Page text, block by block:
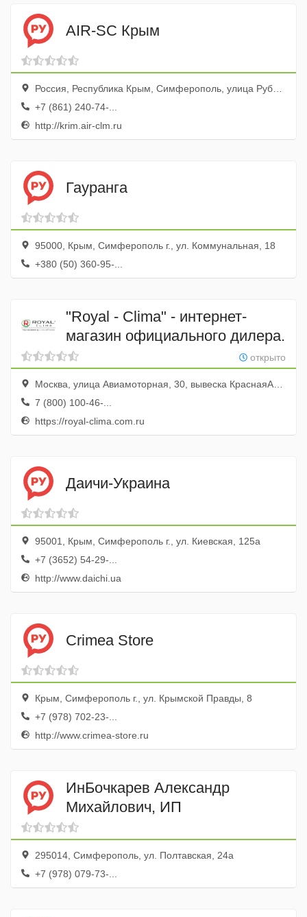
AIR-SC Крым
Россия, Республика Крым, Симферополь, улица Рубцова, 44
+7 (861) 240-74-...
http://krim.air-clm.ru
Гауранга
95000, Крым, Симферополь г., ул. Коммунальная, 18
+380 (50) 360-95-...
"Royal - Clima" - интернет-
магазин официального дилера.
открыто
Москва, улица Авиамоторная, 30, вывеска КраснаяАрмия
7 (800) 100-46-...
https://royal-clima.com.ru
Даичи-Украина
95001, Крым, Симферополь г., ул. Киевская, 125а
+7 (3652) 54-29-...
http://www.daichi.ua
Crimea Store
Крым, Симферополь г., ул. Крымской Правды, 8
+7 (978) 702-23-...
http://www.crimea-store.ru
ИнБочкарев Александр
Михайлович, ИП
295014, Симферополь, ул. Полтавская, 24а
+7 (978) 079-73-...